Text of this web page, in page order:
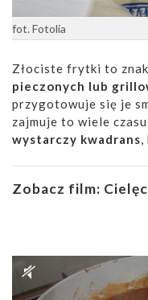
fot. Fotolia
Złociste frytki to
pieczonych lub
przygotowuje się je
zajmuje to wiele
wystarczy kwadrans,
Zobacz film: